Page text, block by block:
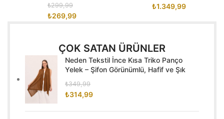
₺299,99
₺269,99
₺1.349,99
ÇOK SATAN ÜRÜNLER
Neden Tekstil İnce Kısa Triko Panço
Yelek – Şifon Görünümlü, Hafif ve Şık
₺349,99
₺314,99